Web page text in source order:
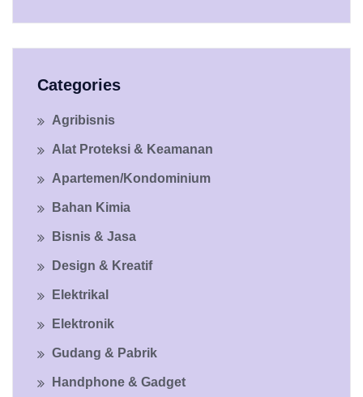
Categories
Agribisnis
Alat Proteksi & Keamanan
Apartemen/Kondominium
Bahan Kimia
Bisnis & Jasa
Design & Kreatif
Elektrikal
Elektronik
Gudang & Pabrik
Handphone & Gadget